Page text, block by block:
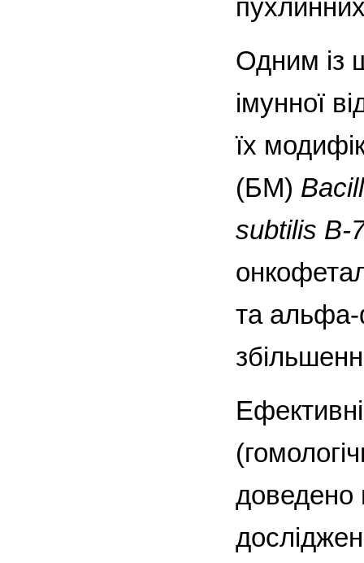
Одним із
імунної
їх
(БМ)
subtilis B-
та альфа-
доведено